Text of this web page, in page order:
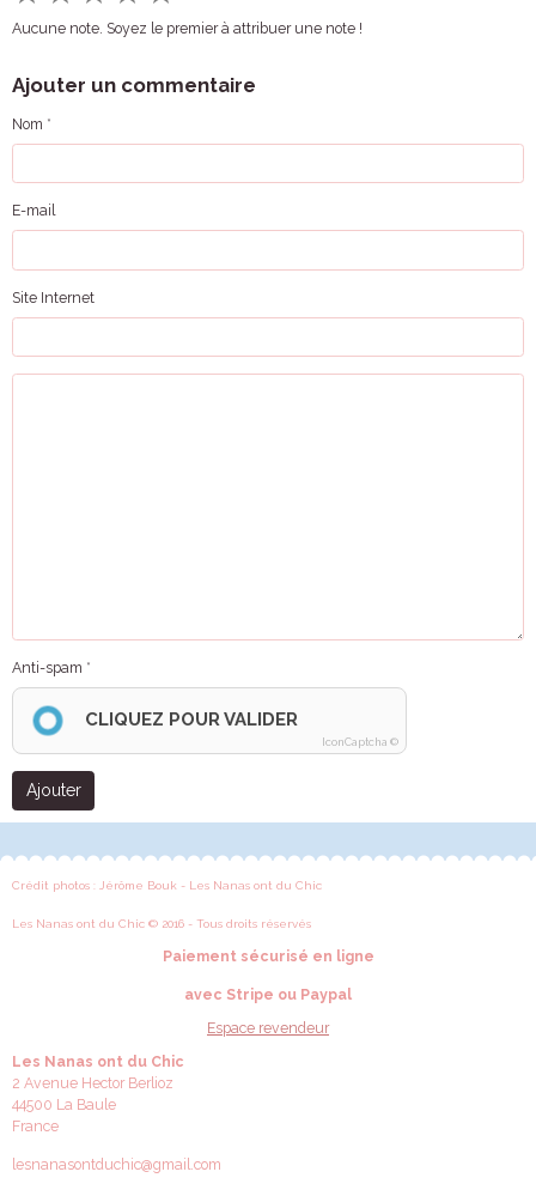
Aucune note. Soyez le premier à attribuer une note !
Ajouter un commentaire
Nom
E-mail
Site Internet
Anti-spam
CLIQUEZ POUR VALIDER
IconCaptcha ©
Ajouter
Crédit photos : Jérôme Bouk - Les Nanas ont du Chic
Les Nanas ont du Chic © 2016 - Tous droits réservés
Paiement sécurisé en ligne
avec Stripe ou Paypal
Espace revendeur
Les Nanas ont du Chic
2 Avenue Hector Berlioz
44500 La Baule
France
lesnanasontduchic@gmail.com